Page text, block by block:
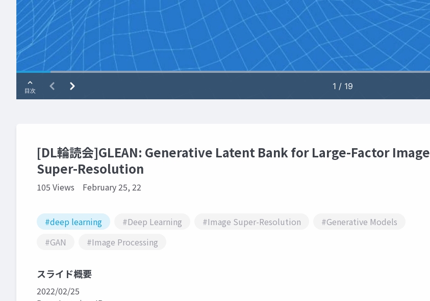
[DL輪読会]GLEAN: Generative Latent Bank for Large-Factor Image
Super-Resolution
105 Views February 25, 22
#deep learning #Deep Learning #Image Super-Resolution
#Generative Models
#GAN
#Image Processing
スライド概要
2022/02/25